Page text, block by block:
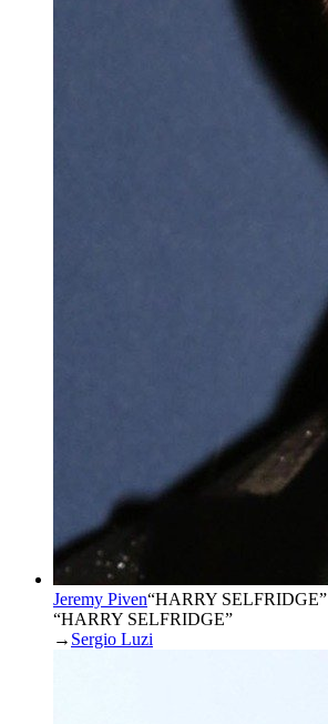
Jeremy Piven“HARRY SELFRIDGE”
“HARRY SELFRIDGE”
→ Sergio Luzi